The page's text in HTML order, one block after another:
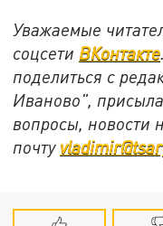
Уважаемые
соцсети ВКонтакте
поделиться с
Иваново",
вопросы, новости
почту